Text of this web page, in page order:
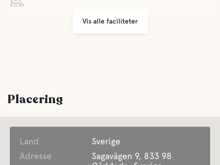
Faciliteter for Disabled Guest
Vis alle faciliteter
Placering
Land
Sverige
Adresse
Sagavägen 9, 833 98